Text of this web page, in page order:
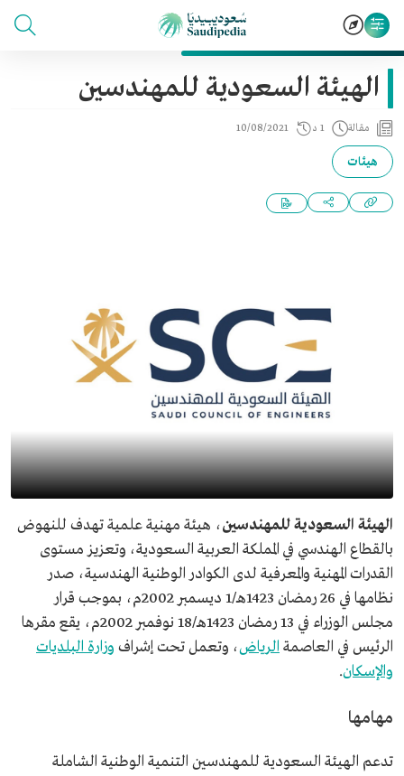
الهيئة السعودية للمهندسين
مقالة 1 د 10/08/2021
هيئات
الهيئة السعودية للمهندسين، هيئة مهنية علمية تهدف للنهوض
بالقطاع الهندسي في المملكة العربية السعودية، وتعزيز مستوى
القدرات المهنية والمعرفية لدى الكوادر الوطنية الهندسية، صدر
نظامها في 26 رمضان 1423هـ/1 ديسمبر 2002م، بموجب قرار
مجلس الوزراء في 13 رمضان 1423هـ/18 نوفمبر 2002م، يقع مقرها
الرئيس في العاصمة الرياض، وتعمل تحت إشراف وزارة البلديات
والإسكان.
مهامها
تدعم الهيئة السعودية للمهندسين التنمية الوطنية الشاملة